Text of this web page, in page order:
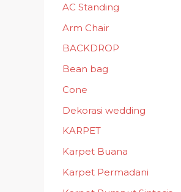
AC Standing
Arm Chair
BACKDROP
Bean bag
Cone
Dekorasi wedding
KARPET
Karpet Buana
Karpet Permadani